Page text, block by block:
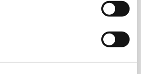
og foredraget